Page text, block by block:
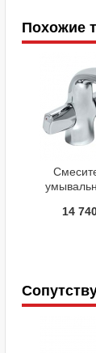
Похожие
14